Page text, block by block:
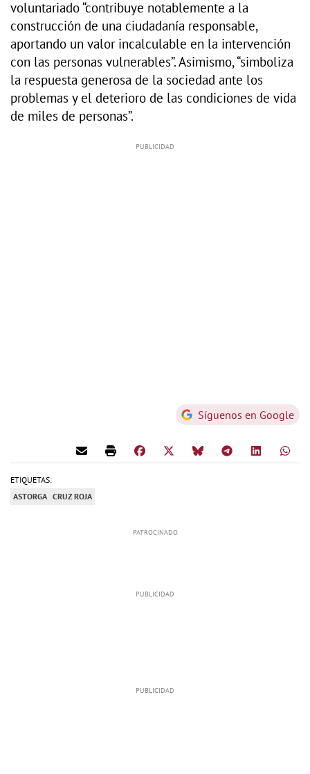
voluntariado “contribuye notablemente a la
construcción de una ciudadanía responsable,
aportando un valor incalculable en la intervención
con las personas vulnerables”. Asimismo, “simboliza
la respuesta generosa de la sociedad ante los
problemas y el deterioro de las condiciones de vida
de miles de personas”.
Síguenos en Google
ETIQUETAS:
ASTORGA CRUZ ROJA